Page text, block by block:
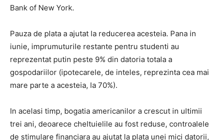
Bank of New York.
Pauza de plata a ajutat la reducerea acesteia. Pana in
iunie, imprumuturile restante pentru studenti au
reprezentat putin peste 9% din datoria totala a
gospodariilor (ipotecarele, de inteles, reprezinta cea mai
mare parte a acesteia, la 70%).
In acelasi timp, bogatia americanilor a crescut in ultimii
trei ani, deoarece cheltuielile au fost reduse, controalele
de stimulare financiara au ajutat la plata unei mici datorii,